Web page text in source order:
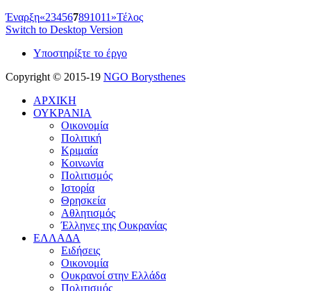
Έναρξη«234567891011 »Τέλος
Switch to Desktop Version
Υποστηρίξτε το έργο
Copyright © 2015-19 NGO Borysthenes
ΑΡΧΙΚΗ
ΟΥΚΡΑΝΙΑ
Οικονομία
Πολιτική
Κριμαία
Κοινωνία
Πολιτισμός
Ιστορία
Θρησκεία
Αθλητισμός
Έλληνες της Ουκρανίας
ΕΛΛΑΔΑ
Ειδήσεις
Οικονομία
Ουκρανοί στην Ελλάδα
Πολιτισμός